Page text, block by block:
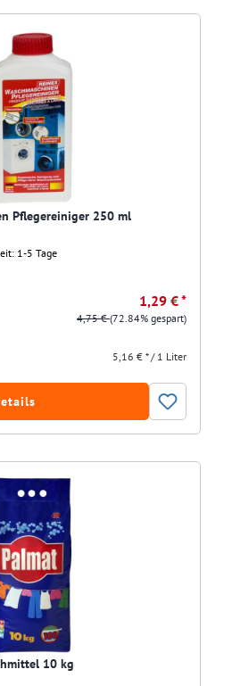
Pflegereiniger 250 ml
1-5 Tage
1,29 € *
4,75 €(72.84% gespart)
5,16 € * / 1 Liter
10 kg